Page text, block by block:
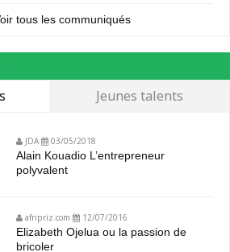
tous les communiqués
Jeunes talents
JDA 03/05/2018
Alain Kouadio L’entrepreneur
polyvalent
afripriz.com 12/07/2016
Elizabeth Ojelua ou la passion de
bricoler